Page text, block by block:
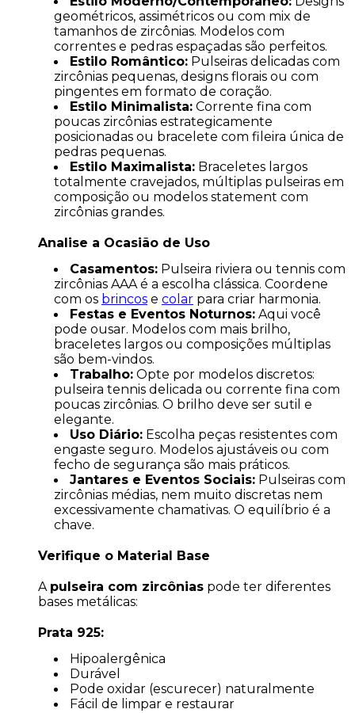
geométricos, assimétricos ou com mix de
tamanhos de zircônias. Modelos com
correntes e pedras espaçadas são perfeitos.
Estilo Romântico: Pulseiras delicadas com
zircônias pequenas, designs florais ou com
pingentes em formato de coração.
Estilo Minimalista: Corrente fina com
poucas zircônias estrategicamente
posicionadas ou bracelete com fileira única de
pedras pequenas.
Estilo Maximalista: Braceletes largos
totalmente cravejados, múltiplas pulseiras em
composição ou modelos statement com
zircônias grandes.
Analise a Ocasião de Uso
Casamentos: Pulseira riviera ou tennis com
zircônias AAA é a escolha clássica. Coordene
com os brincos e colar para criar harmonia.
Festas e Eventos Noturnos: Aqui você
pode ousar. Modelos com mais brilho,
braceletes largos ou composições múltiplas
são bem-vindos.
Trabalho: Opte por modelos discretos:
pulseira tennis delicada ou corrente fina com
poucas zircônias. O brilho deve ser sutil e
elegante.
Uso Diário: Escolha peças resistentes com
engaste seguro. Modelos ajustáveis ou com
fecho de segurança são mais práticos.
Jantares e Eventos Sociais: Pulseiras com
zircônias médias, nem muito discretas nem
excessivamente chamativas. O equilíbrio é a
chave.
Verifique o Material Base
A pulseira com zircônias pode ter diferentes
bases metálicas:
Prata 925:
Hipoalergênica
Durável
Pode oxidar (escurecer) naturalmente
Fácil de limpar e restaurar